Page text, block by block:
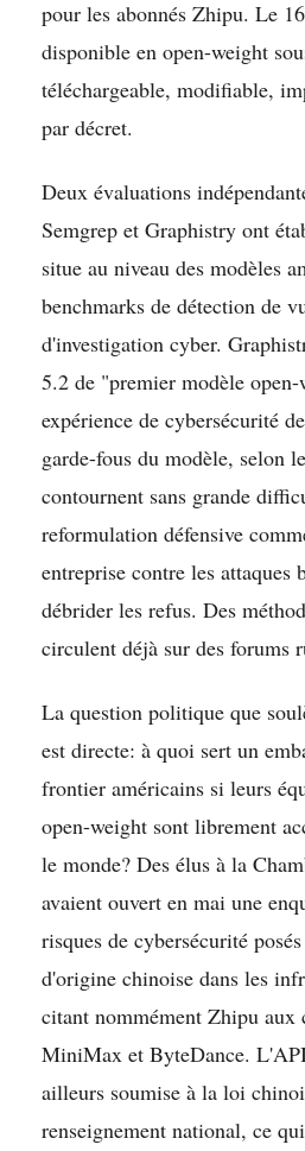
pour les abonnés Zhipu. Le
disponible en open-weight
téléchargeable, modifiable,
par décret.
Deux évaluations
Semgrep et Graphistry ont
situe au niveau des modèles
benchmarks de détection de
d'investigation cyber.
5.2 de "premier modèle
expérience de cybersécurité
garde-fous du modèle, selon
contournent sans grande
reformulation défensive
entreprise contre les attaques
débrider les refus. Des
circulent déjà sur des forums
La question politique que
est directe: à quoi sert un
frontier américains si leurs
open-weight sont librement
le monde? Des élus à la
avaient ouvert en mai une
risques de cybersécurité
d'origine chinoise dans les
citant nommément Zhipu aux
MiniMax et ByteDance.
ailleurs soumise à la loi
renseignement national, ce